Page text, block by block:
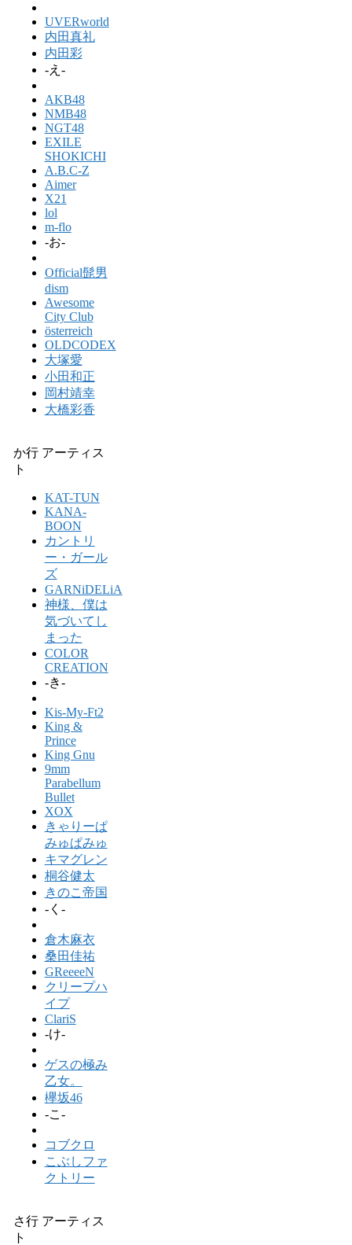
UVERworld
内田真礼
内田彩
-え-
AKB48
NMB48
NGT48
EXILE
SHOKICHI
A.B.C-Z
Aimer
X21
lol
m-flo
-お-
Official髭男
dism
Awesome
City Club
österreich
OLDCODEX
大塚愛
小田和正
岡村靖幸
大橋彩香
か行 アーティス
ト
KAT-TUN
KANA-
BOON
カントリ
ー・ガール
ズ
GARNiDELiA
神様、僕は
気づいてし
まった
COLOR
CREATION
-き-
Kis-My-Ft2
King &
Prince
King Gnu
9mm
Parabellum
Bullet
XOX
きゃりーぱ
みゅぱみゅ
キマグレン
桐谷健太
きのこ帝国
-く-
倉木麻衣
桑田佳祐
GReeeeN
クリープハ
イプ
ClariS
-け-
ゲスの極み
乙女。
欅坂46
-こ-
コブクロ
こぶしファ
クトリー
さ行 アーティス
ト